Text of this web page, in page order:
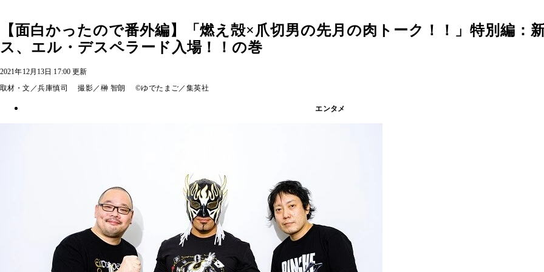
【面白かったので番外編】「燃え殻×爪切男の先月の肉トーク！！」特別編：
ス、エル・デスペラード入場！！の巻
2021年12月13日 17:00 更新
取材・文／兵庫慎司 撮影／榊 智朗 ©ゆでたまご／集英社
エンタメ